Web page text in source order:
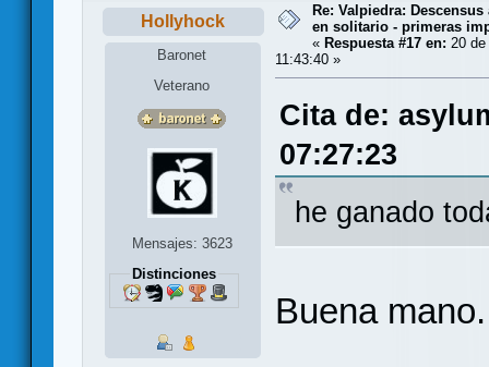
Hollyhock
Baronet
Veterano
Mensajes: 3623
Distinciones
Re: Valpiedra: Descensus
en solitario - primeras
« Respuesta #17 en: 20
11:43:40 »
Cita de:
07:27:23
he ganado
Buena mano.